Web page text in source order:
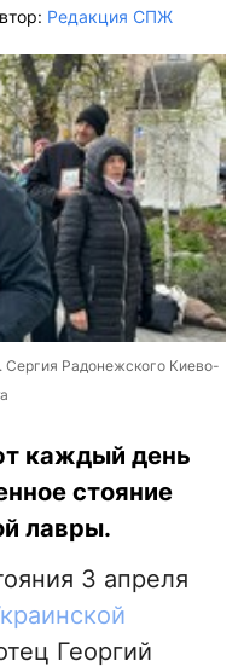
Редакция СПЖ
Сергия Радонежского Киево-
каждый день
стояние
лавры.
3 апреля
Георгий